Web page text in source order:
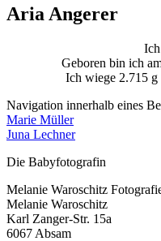
Aria Angerer
Geboren bin ich
Ich wiege 2.715 g
Navigation innerhalb eines
Marie Müller
Juna Lechner
Die Babyfotografin
Melanie Waroschitz
Melanie Waroschitz
Karl Zanger-Str. 15a
6067 Absam